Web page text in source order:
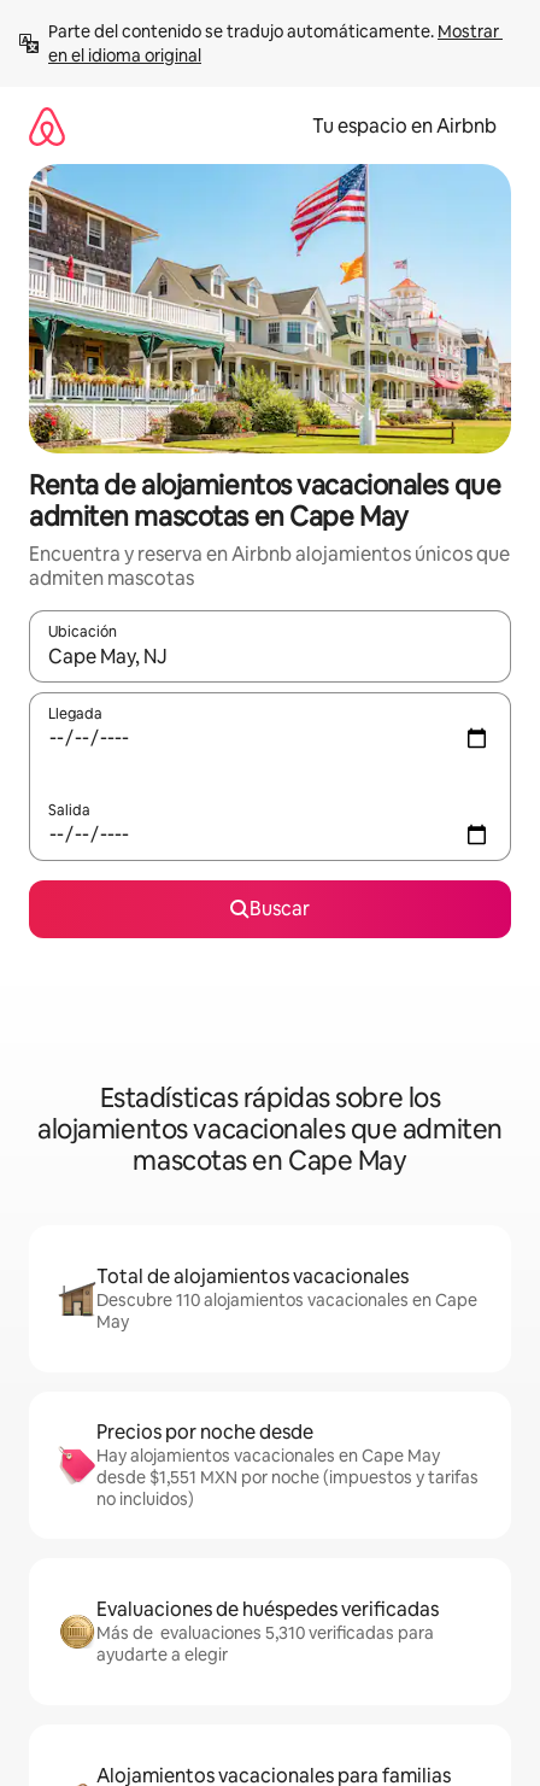
contenido
Parte del contenido se tradujo automáticamente. Mostrar
en el idioma original
Tu espacio en Airbnb
Renta de alojamientos vacacionales que
admiten mascotas en Cape May
Encuentra y reserva en Airbnb alojamientos únicos que
admiten mascotas
Ubicación
Cuando los resultados estén disponibles, podrás navegar
Llegada
Salida
Buscar
Estadísticas rápidas sobre los
alojamientos vacacionales que admiten
mascotas en Cape May
Total de alojamientos vacacionales
Descubre 110 alojamientos vacacionales en Cape
May
Precios por noche desde
Hay alojamientos vacacionales en Cape May
desde $1,551 MXN por noche (impuestos y tarifas
no incluidos)
Evaluaciones de huéspedes verificadas
Más de evaluaciones 5,310 verificadas para
ayudarte a elegir
Alojamientos vacacionales para familias